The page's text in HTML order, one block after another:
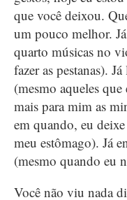
que você deixou.
um pouco melhor.
quarto músicas no
fazer as pestanas).
(mesmo aqueles
mais para mim as
em quando, eu
meu estômago). Já
(mesmo quando eu
Você não viu nada